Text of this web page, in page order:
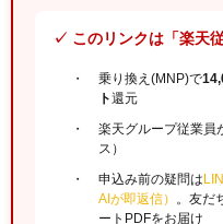
✓ このリンクは「楽天
乗り換え(MNP)で
ト還元
楽天グループ従業員
ス）
申込み前の疑問は
AIが即返信） 。友だ
ートPDFをお届け